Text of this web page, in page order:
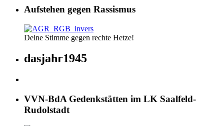
Aufstehen gegen Rassismus
Deine Stimme gegen rechte Hetze!
dasjahr1945
VVN-BdA Gedenkstätten im LK Saalfeld-
Rudolstadt